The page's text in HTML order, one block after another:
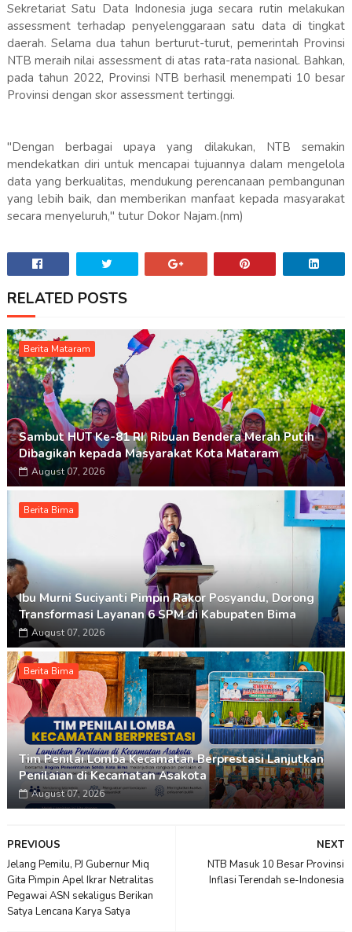
Sekretariat Satu Data Indonesia juga secara rutin melakukan
assessment terhadap penyelenggaraan satu data di tingkat
daerah. Selama dua tahun berturut-turut, pemerintah Provinsi
NTB meraih nilai assessment di atas rata-rata nasional. Bahkan,
pada tahun 2022, Provinsi NTB berhasil menempati 10 besar
Provinsi dengan skor assessment tertinggi.
"Dengan berbagai upaya yang dilakukan, NTB semakin
mendekatkan diri untuk mencapai tujuannya dalam mengelola
data yang berkualitas, mendukung perencanaan pembangunan
yang lebih baik, dan memberikan manfaat kepada masyarakat
secara menyeluruh," tutur Dokor Najam.(nm)
RELATED POSTS
Berita Mataram
Sambut HUT Ke-81 RI, Ribuan Bendera Merah Putih
Dibagikan kepada Masyarakat Kota Mataram
August 07, 2026
Berita Bima
Ibu Murni Suciyanti Pimpin Rakor Posyandu, Dorong
Transformasi Layanan 6 SPM di Kabupaten Bima
August 07, 2026
Berita Bima
Tim Penilai Lomba Kecamatan Berprestasi Lanjutkan
Penilaian di Kecamatan Asakota
August 07, 2026
NEXT
NTB Masuk 10 Besar Provinsi
Inflasi Terendah se-Indonesia
PREVIOUS
Jelang Pemilu, PJ Gubernur Miq
Gita Pimpin Apel Ikrar Netralitas
Pegawai ASN sekaligus Berikan
Satya Lencana Karya Satya